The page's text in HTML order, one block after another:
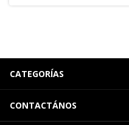
CATEGORÍAS
CONTACTÁNOS